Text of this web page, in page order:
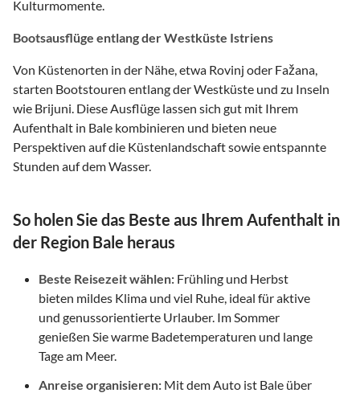
Kulturmomente.
Bootsausflüge entlang der Westküste Istriens
Von Küstenorten in der Nähe, etwa Rovinj oder Fažana,
starten Bootstouren entlang der Westküste und zu Inseln
wie Brijuni. Diese Ausflüge lassen sich gut mit Ihrem
Aufenthalt in Bale kombinieren und bieten neue
Perspektiven auf die Küstenlandschaft sowie entspannte
Stunden auf dem Wasser.
So holen Sie das Beste aus Ihrem Aufenthalt in
der Region Bale heraus
Beste Reisezeit wählen: Frühling und Herbst
bieten mildes Klima und viel Ruhe, ideal für aktive
und genussorientierte Urlauber. Im Sommer
genießen Sie warme Badetemperaturen und lange
Tage am Meer.
Anreise organisieren: Mit dem Auto ist Bale über